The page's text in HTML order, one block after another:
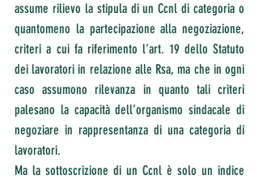
assume rilievo la stipula di un Ccnl di categoria o
quantomeno la partecipazione alla negoziazione,
criteri a cui fa riferimento l’art. 19 dello Statuto
dei lavoratori in relazione alle Rsa, ma che in ogni
caso assumono rilevanza in quanto tali criteri
palesano la capacità dell’organismo sindacale di
negoziare in rappresentanza di una categoria di
lavoratori.
Ma la sottoscrizione di un Ccnl è solo un indice